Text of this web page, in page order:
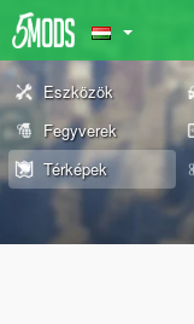
Eszközök
Fegyverek
Térképek